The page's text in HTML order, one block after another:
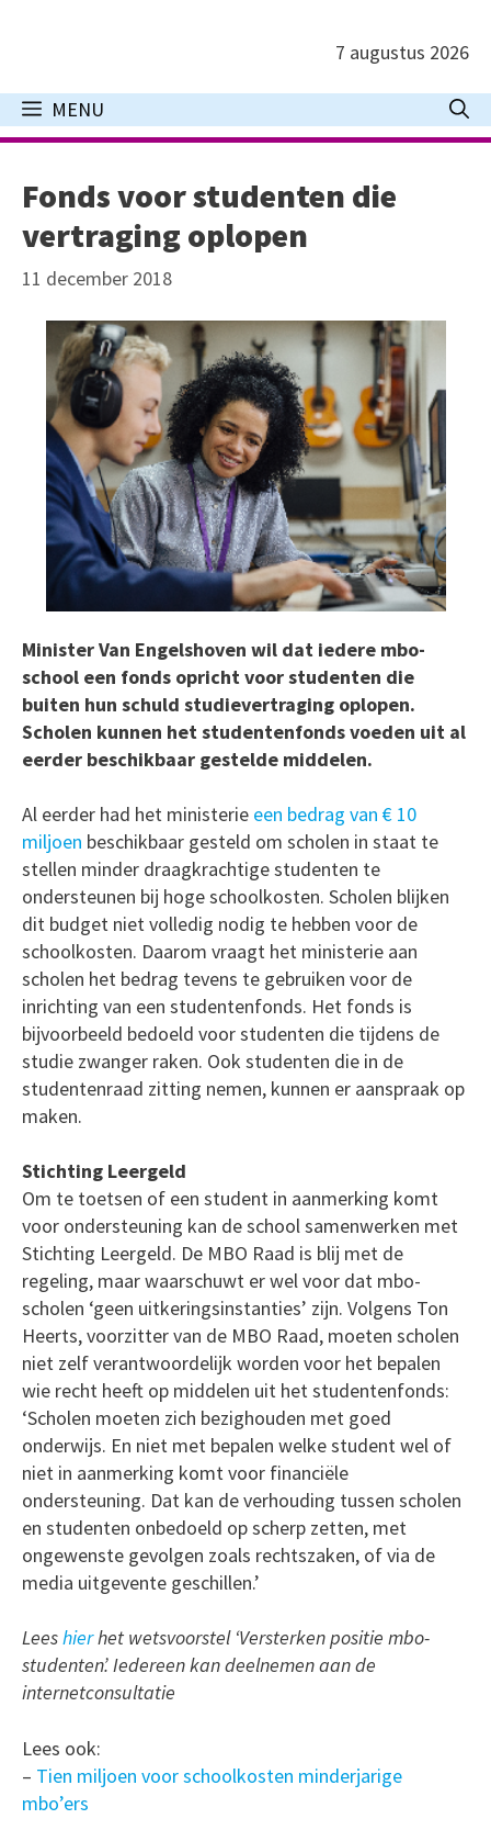
inhoud
7 augustus 2026
MENU
Fonds voor studenten die
vertraging oplopen
11 december 2018
Minister Van Engelshoven wil dat iedere mbo-
school een fonds opricht voor studenten die
buiten hun schuld studievertraging oplopen.
Scholen kunnen het studentenfonds voeden uit al
eerder beschikbaar gestelde middelen.
Al eerder had het ministerie een bedrag van € 10
miljoen beschikbaar gesteld om scholen in staat te
stellen minder draagkrachtige studenten te
ondersteunen bij hoge schoolkosten. Scholen blijken
dit budget niet volledig nodig te hebben voor de
schoolkosten. Daarom vraagt het ministerie aan
scholen het bedrag tevens te gebruiken voor de
inrichting van een studentenfonds. Het fonds is
bijvoorbeeld bedoeld voor studenten die tijdens de
studie zwanger raken. Ook studenten die in de
studentenraad zitting nemen, kunnen er aanspraak op
maken.
Stichting Leergeld
Om te toetsen of een student in aanmerking komt
voor ondersteuning kan de school samenwerken met
Stichting Leergeld. De MBO Raad is blij met de
regeling, maar waarschuwt er wel voor dat mbo-
scholen ‘geen uitkeringsinstanties’ zijn. Volgens Ton
Heerts, voorzitter van de MBO Raad, moeten scholen
niet zelf verantwoordelijk worden voor het bepalen
wie recht heeft op middelen uit het studentenfonds:
‘Scholen moeten zich bezighouden met goed
onderwijs. En niet met bepalen welke student wel of
niet in aanmerking komt voor financiële
ondersteuning. Dat kan de verhouding tussen scholen
en studenten onbedoeld op scherp zetten, met
ongewenste gevolgen zoals rechtszaken, of via de
media uitgevente geschillen.’
Leeshierhet wetsvoorstel ‘Versterken positie mbo-
studenten’. Iedereen kan deelnemen aan de
internetconsultatie
Lees ook:
– Tien miljoen voor schoolkosten minderjarige
mbo’ers